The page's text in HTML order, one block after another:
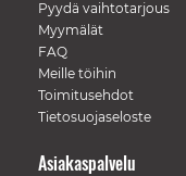
Pyydä vaihtotarjous
Myymälät
FAQ
Meille töihin
Toimitusehdot
Tietosuojaseloste
Asiakaspalvelu